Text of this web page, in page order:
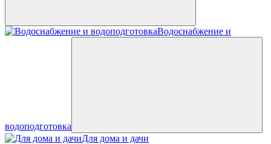
Водоснабжение и
водоподготовка
Для дома и дачи